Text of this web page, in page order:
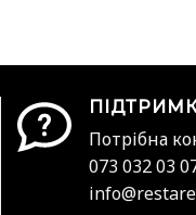
Потрібна
073 032 03